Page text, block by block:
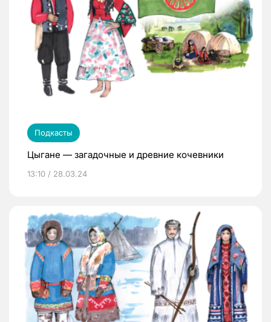
Подкасты
Цыгане — загадочные и древние кочевники
13:10 / 28.03.24